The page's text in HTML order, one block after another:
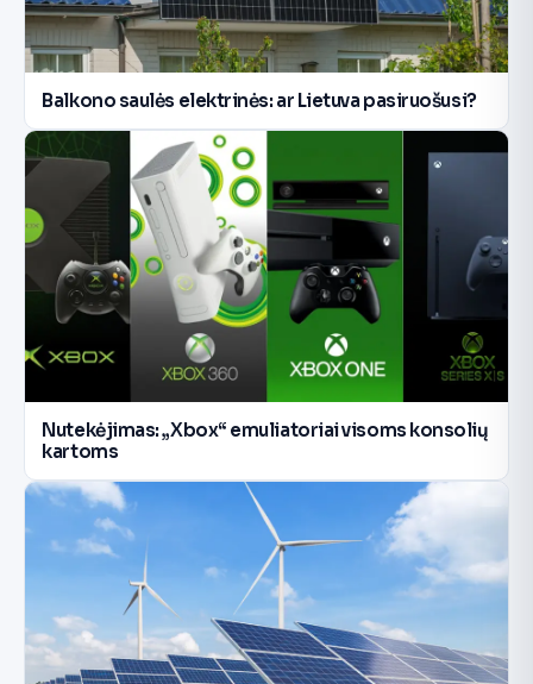
Balkono saulės elektrinės: ar Lietuva pasiruošusi?
Nutekėjimas: „Xbox“ emuliatoriai visoms konsolių
kartoms